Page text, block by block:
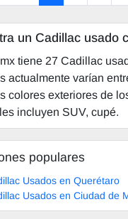
un Cadillac usado
tiene 27 Cadillac
actualmente varían
colores exteriores de
incluyen SUV, cupé.
populares
Usados en Querétaro
Usados en Ciudad de